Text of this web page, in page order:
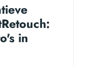
in